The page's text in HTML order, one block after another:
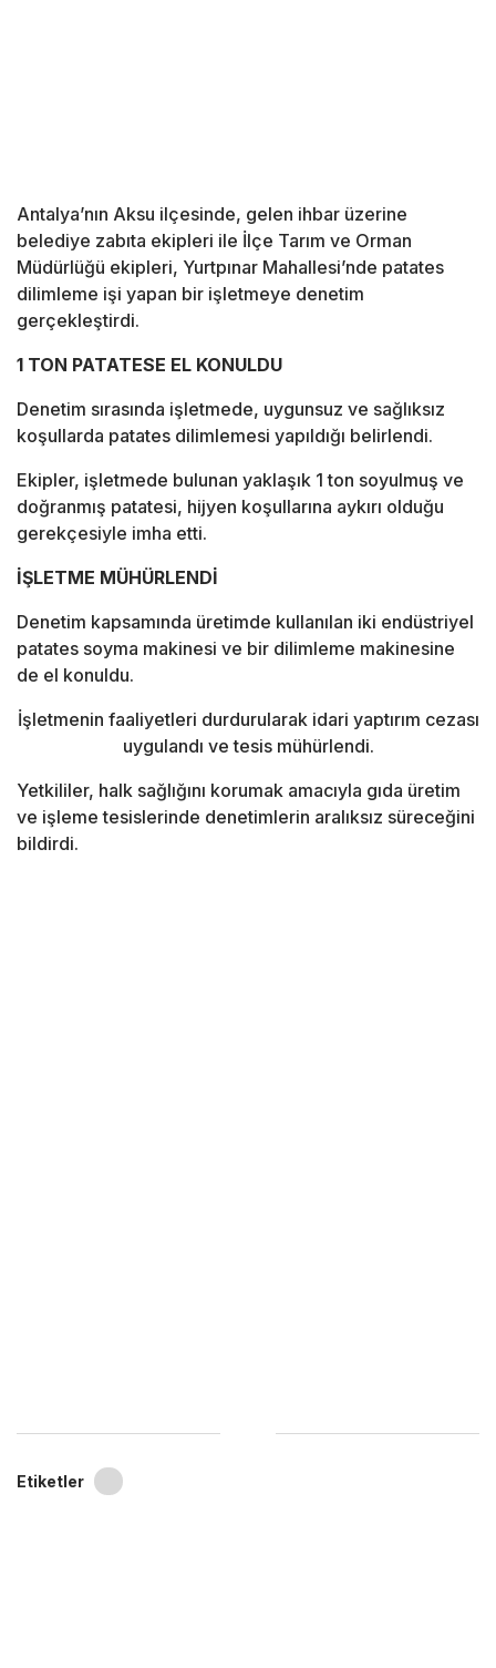
Antalya’nın Aksu ilçesinde, gelen ihbar üzerine
belediye zabıta ekipleri ile İlçe Tarım ve Orman
Müdürlüğü ekipleri, Yurtpınar Mahallesi’nde patates
dilimleme işi yapan bir işletmeye denetim
gerçekleştirdi.
1 TON PATATESE EL KONULDU
Denetim sırasında işletmede, uygunsuz ve sağlıksız
koşullarda patates dilimlemesi yapıldığı belirlendi.
Ekipler, işletmede bulunan yaklaşık 1 ton soyulmuş ve
doğranmış patatesi, hijyen koşullarına aykırı olduğu
gerekçesiyle imha etti.
İŞLETME MÜHÜRLENDİ
Denetim kapsamında üretimde kullanılan iki endüstriyel
patates soyma makinesi ve bir dilimleme makinesine
de el konuldu.
İşletmenin faaliyetleri durdurularak idari yaptırım cezası
uygulandı ve tesis mühürlendi.
Yetkililer, halk sağlığını korumak amacıyla gıda üretim
ve işleme tesislerinde denetimlerin aralıksız süreceğini
bildirdi.
Etiketler